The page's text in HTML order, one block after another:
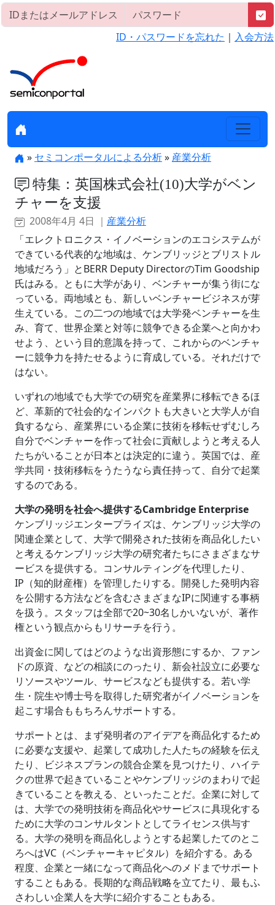
ID・パスワードを忘れた ｜ 入会方法
» セミコンポータルによる分析» 産業分析
特集：英国株式会社(10)大学がベン
チャーを支援
2008年4月 4日 ｜ 産業分析
「エレクトロニクス・イノベーションのエコシステムが
できている代表的な地域は、ケンブリッジとブリストル
地域だろう」とBERR Deputy DirectorのTim Goodship
氏はみる。ともに大学があり、ベンチャーが集う街にな
っている。両地域とも、新しいベンチャービジネスが芽
生えている。この二つの地域では大学発ベンチャーを生
み、育て、世界企業と対等に競争できる企業へと向かわ
せよう、という目的意識を持って、これからのベンチャ
ーに競争力を持たせるように育成している。それだけで
はない。
いずれの地域でも大学での研究を産業界に移転できるほ
ど、革新的で社会的なインパクトも大きいと大学人が自
負するなら、産業界にいる企業に技術を移転せずむしろ
自分でベンチャーを作って社会に貢献しようと考える人
たちがいることが日本とは決定的に違う。英国では、産
学共同・技術移転をうたうなら責任持って、自分で起業
するのである。
大学の発明を社会へ提供するCambridge Enterprise
ケンブリッジエンタープライズは、ケンブリッジ大学の
関連企業として、大学で開発された技術を商品化したい
と考えるケンブリッジ大学の研究者たちにさまざまなサ
ービスを提供する。コンサルティングを代理したり、
IP（知的財産権）を管理したりする。開発した発明内容
を公開する方法などを含むさまざまなIPに関連する事柄
を扱う。スタッフは全部で20~30名しかいないが、著作
権という観点からもリサーチを行う。
出資金に関してはどのような出資形態にするか、ファン
ドの原資、などの相談にのったり、新会社設立に必要な
リソースやツール、サービスなども提供する。若い学
生・院生や博士号を取得した研究者がイノベーションを
起こす場合ももちろんサポートする。
サポートとは、まず発明者のアイデアを商品化するため
に必要な支援や、起業して成功した人たちの経験を伝え
たり、ビジネスプランの競合企業を見つけたり、ハイテ
クの世界で起きていることやケンブリッジのまわりで起
きていることを教える、といったことだ。企業に対して
は、大学での発明技術を商品化やサービスに具現化する
ために大学のコンサルタントとしてライセンス供与す
る。大学の発明を商品化しようとする起業したてのとこ
ろへはVC（ベンチャーキャピタル）を紹介する。ある
程度、企業と一緒になって商品化へのメドまでサポート
することもある。長期的な商品戦略を立てたり、最もふ
さわしい企業人を大学に紹介することもある。